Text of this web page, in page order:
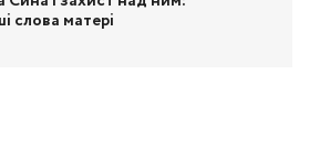
слова матері